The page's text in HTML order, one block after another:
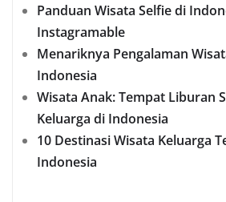
Panduan Wisata Selfie di
Instagramable
Menariknya Pengalaman
Indonesia
Wisata Anak: Tempat Liburan
Keluarga di Indonesia
10 Destinasi Wisata Keluarga
Indonesia